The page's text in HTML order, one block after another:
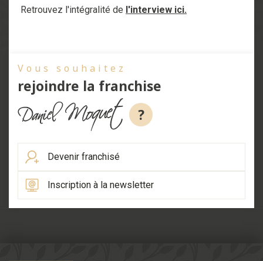
Retrouvez l'intégralité de l'interview ici.
Vous souhaitez
rejoindre la franchise
?
Devenir franchisé
Inscription à la newsletter